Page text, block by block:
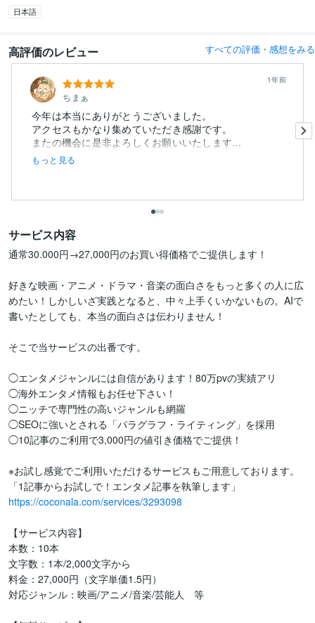
日本語
高評価のレビュー すべての評価・感想をみる
ちまぁ
1年前
今年は本当にありがとうございました。
アクセスもかなり集めていただき感謝です。
またの機会に是非よろしくお願いいたします...
もっと見る
サービス内容
通常30.000円→27,000円のお買い得価格でご提供します！
好きな映画・アニメ・ドラマ・音楽の面白さをもっと多くの人に広
めたい！しかしいざ実践となると、中々上手くいかないもの。AIで
書いたとしても、本当の面白さは伝わりません！
そこで当サービスの出番です。
◯エンタメジャンルには自信があります！80万pvの実績アリ
◯海外エンタメ情報もお任せ下さい！
◯ニッチで専門性の高いジャンルも網羅
◯SEOに強いとされる「パラグラフ・ライティング」を採用
◯10記事のご利用で3,000円の値引き価格でご提供！
※お試し感覚でご利用いただけるサービスもご用意しております。
https://coconala.com/services/3293098
【サービス内容】
本数：10本
文字数：1本/2,000文字から
料金：27,000円（文字単価1.5円）
対応ジャンル：映画/アニメ/音楽/芸能人　等